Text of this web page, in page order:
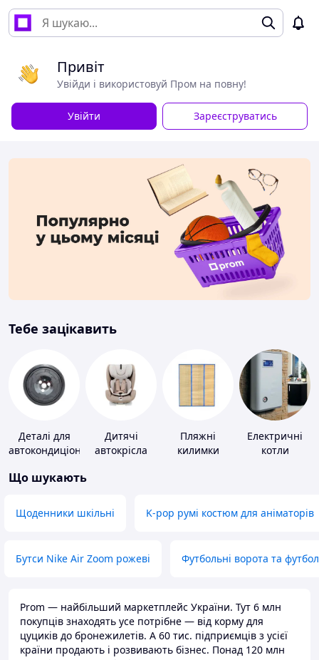
Привіт
Увійди і використовуй Пром на повну!
Увійти Зареєструватись
Тебе зацікавить
Деталі для
автокондиціонерів
Дитячі
автокрісла
Пляжні
килимки
Електричні
котли
Що шукають
Щоденники шкільні K-pop румі костюм для аніматорів
Бутси Nike Air Zoom рожеві Футбольні ворота та
Prom — найбільший маркетплейс України. Тут 6 млн
покупців знаходять усе потрібне — від корму для
цуциків до бронежилетів. А 60 тис. підприємців з усієї
країни продають і розвивають бізнес. Понад 120 млн